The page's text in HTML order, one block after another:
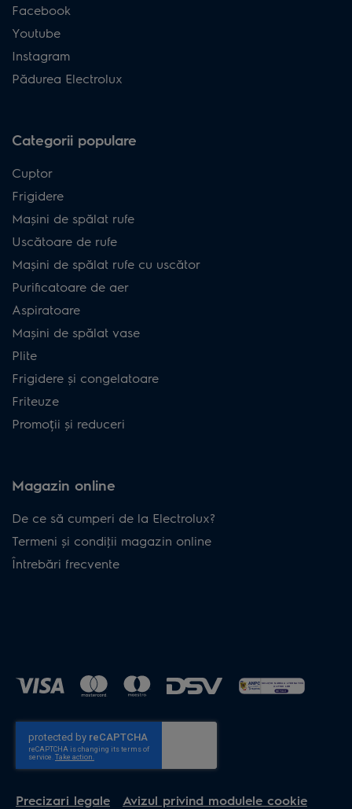
Facebook
Youtube
Instagram
Pădurea Electrolux
Categorii populare
Cuptor
Frigidere
Mașini de spălat rufe
Uscătoare de rufe
Mașini de spălat rufe cu uscător
Purificatoare de aer
Aspiratoare
Mașini de spălat vase
Plite
Frigidere și congelatoare
Friteuze
Promoții și reduceri
Magazin online
De ce să cumperi de la Electrolux?
Termeni și condiţii magazin online
Întrebări frecvente
Precizari legale Avizul privind modulele cookie